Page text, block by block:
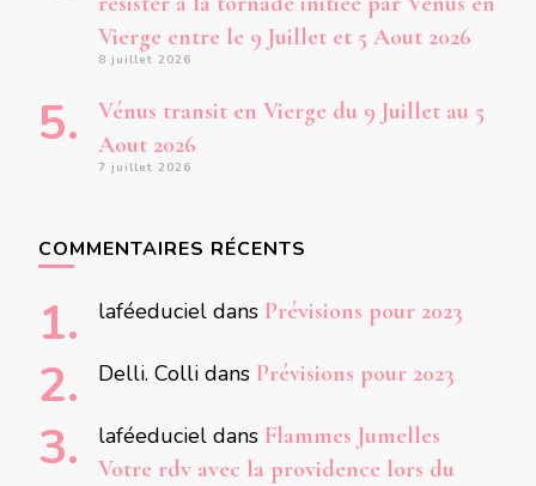
Vierge entre le 9 Juillet et 5 Aout 2026
8 juillet 2026
Vénus transit en Vierge du 9 Juillet au 5
Aout 2026
7 juillet 2026
COMMENTAIRES RÉCENTS
laféeduciel dans Prévisions pour 2023
Delli. Colli dans Prévisions pour 2023
laféeduciel dans Flammes Jumelles
Votre rdv avec la providence lors du